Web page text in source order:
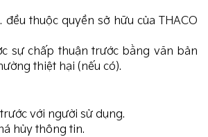
thuộc quyền sở hữu của THACO
sự chấp thuận trước bằng văn bản
thiệt hại (nếu có).
với người sử dụng.
hủy thông tin.